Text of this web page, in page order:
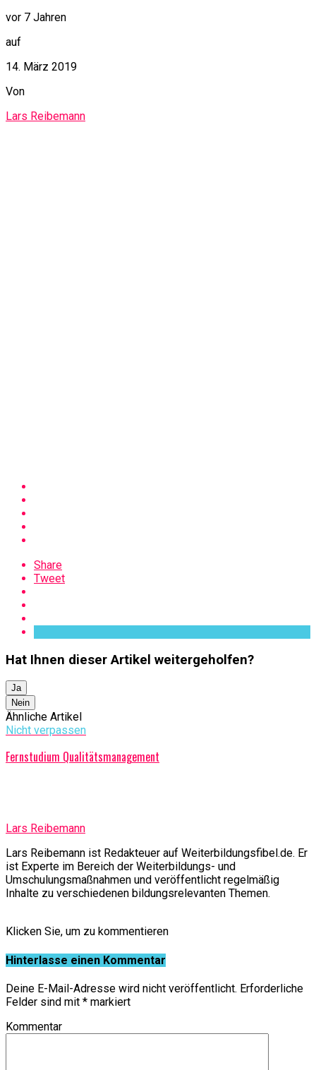
vor 7 Jahren
auf
14. März 2019
Von
Lars Reibemann
Share
Tweet
Hat Ihnen dieser Artikel weitergeholfen?
Ja
Nein
Ähnliche Artikel
Nicht verpassen
Fernstudium Qualitätsmanagement
Lars Reibemann
Lars Reibemann ist Redakteuer auf Weiterbildungsfibel.de. Er
ist Experte im Bereich der Weiterbildungs- und
Umschulungsmaßnahmen und veröffentlicht regelmäßig
Inhalte zu verschiedenen bildungsrelevanten Themen.
Klicken Sie, um zu kommentieren
Hinterlasse einen Kommentar
Deine E-Mail-Adresse wird nicht veröffentlicht. Erforderliche
Felder sind mit * markiert
Kommentar